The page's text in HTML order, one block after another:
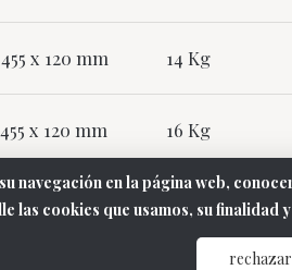
navegación en la página web,
las cookies que usamos, su
rechazar
x 120 mm 14 Kg
x 120 mm 16 Kg